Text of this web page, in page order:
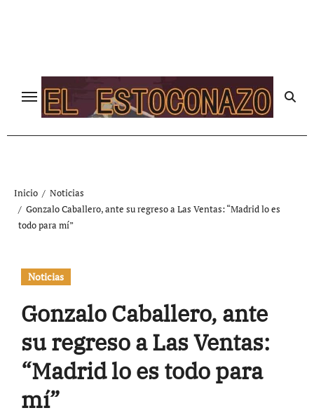
Inicio
Noticias
Gonzalo Caballero, ante su regreso a Las Ventas: “Madrid lo es
todo para mí”
Noticias
Gonzalo Caballero, ante
su regreso a Las Ventas:
“Madrid lo es todo para
mí”